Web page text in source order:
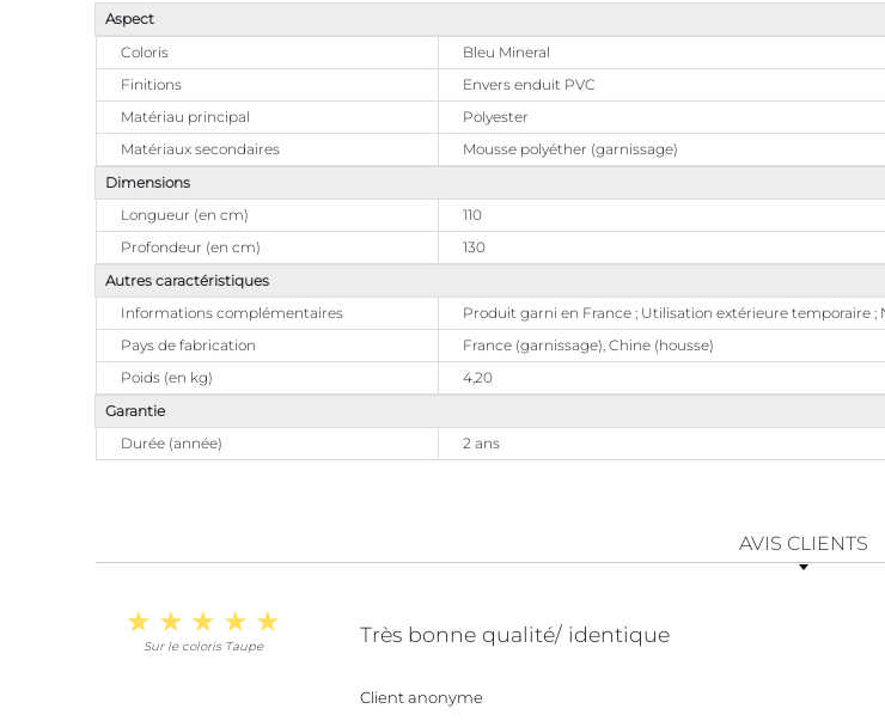
Aspect
Coloris
Bleu Mineral
Finitions
Envers enduit PVC
Matériau principal
Polyester
Matériaux secondaires
Mousse polyéther (garnissage)
Dimensions
Longueur (en cm)
110
Profondeur (en cm)
130
Autres caractéristiques
Informations complémentaires
Produit garni en France ; Utilisation extérieure temporaire
Pays de fabrication
France (garnissage), Chine (housse)
Poids (en kg)
4,20
Garantie
Durée (année)
2 ans
AVIS CLIENTS
Sur le coloris Taupe Très bonne qualité/ identique
Client anonyme